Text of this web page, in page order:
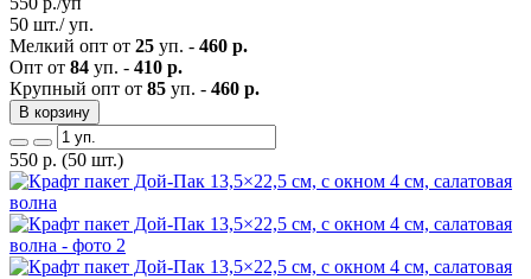
50 шт./ уп.
Мелкий опт от 25 уп. - 460 р.
Опт от 84 уп. - 410 р.
Крупный опт от 85 уп. - 460 р.
В корзину
550 р. (50 шт.)